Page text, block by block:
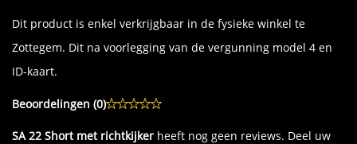
Dit product is enkel verkrijgbaar in de fysieke winkel te
Zottegem. Dit na voorlegging van de vergunning model 4 en
ID-kaart.
Beoordelingen (0)
SA 22 Short met richtkijker heeft nog geen reviews. Deel uw